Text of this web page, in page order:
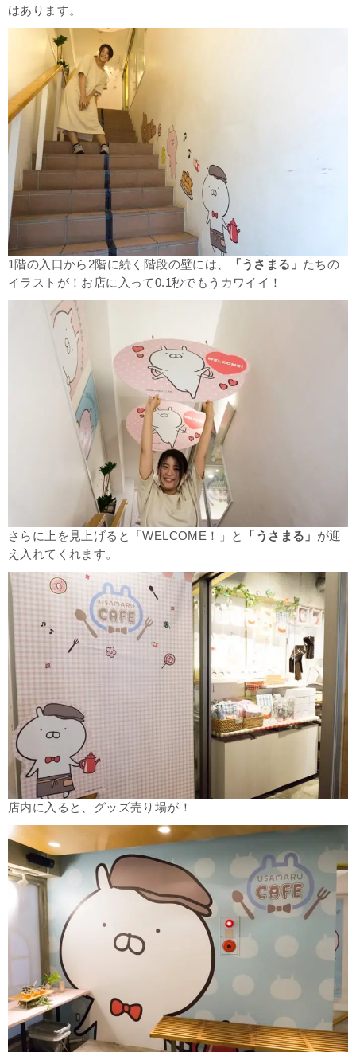
はあります。
1階の入口から2階に続く階段の壁には、 「うさまる」 たちの
イラストが！お店に入って0.1秒でもうカワイイ！
さらに上を見上げると「WELCOME！」と 「うさまる」 が迎
え入れてくれます。
店内に入ると、グッズ売り場が！